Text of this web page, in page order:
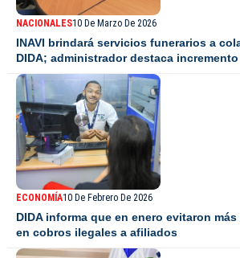
NACIONALES10 De Marzo De 2026
INAVI brindará servicios funerarios a
DIDA; administrador destaca
ECONOMÍA10 De Febrero De 2026
DIDA informa que en enero evitaron
en cobros ilegales a afiliados